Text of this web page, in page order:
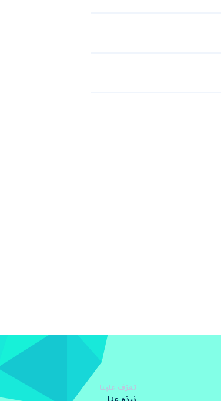
تعرّف علينا